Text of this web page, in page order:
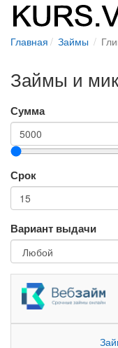
Главная Займы
Займы и
Сумма
Срок
Вариант выдачи